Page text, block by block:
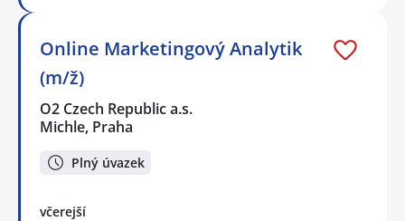
Online Marketingový Analytik
(m/ž)
O2 Czech Republic a.s.
Michle, Praha
Plný úvazek
včerejší